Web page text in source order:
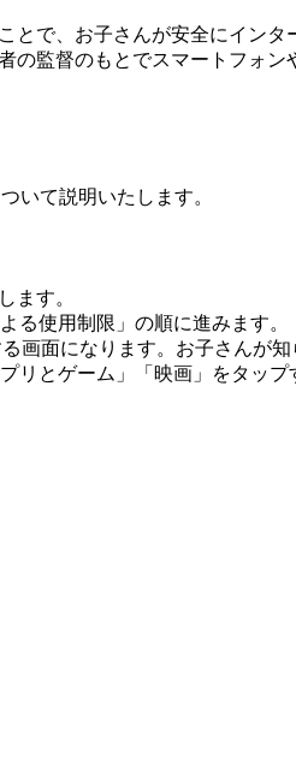
で、お子さんが安全にイン
監督のもとでスマートフォ
いて説明いたします。
ます。
る使用制限」の順に進みます。
画面になります。お子さんが
リとゲーム」「映画」をタッ